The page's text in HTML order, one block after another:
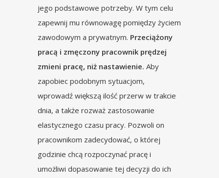
jego podstawowe potrzeby. W tym celu
zapewnij mu równowagę pomiędzy życiem
zawodowym a prywatnym. Przeciążony
pracą i zmęczony pracownik prędzej
zmieni pracę, niż nastawienie. Aby
zapobiec podobnym sytuacjom,
wprowadź większą ilość przerw w trakcie
dnia, a także rozważ zastosowanie
elastycznego czasu pracy. Pozwoli on
pracownikom zadecydować, o której
godzinie chcą rozpoczynać pracę i
umożliwi dopasowanie tej decyzji do ich